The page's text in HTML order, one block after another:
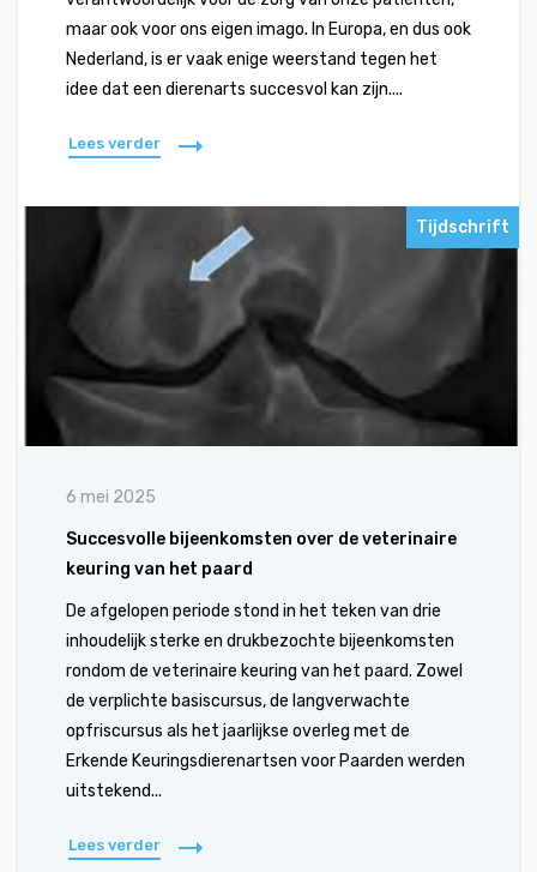
maar ook voor ons eigen imago. In Europa, en dus ook
Nederland, is er vaak enige weerstand tegen het
idee dat een dierenarts succesvol kan zijn....
Lees verder
Tijdschrift
6 mei 2025
Succesvolle bijeenkomsten over de veterinaire
keuring van het paard
De afgelopen periode stond in het teken van drie
inhoudelijk sterke en drukbezochte bijeenkomsten
rondom de veterinaire keuring van het paard. Zowel
de verplichte basiscursus, de langverwachte
opfriscursus als het jaarlijkse overleg met de
Erkende Keuringsdierenartsen voor Paarden werden
uitstekend...
Lees verder